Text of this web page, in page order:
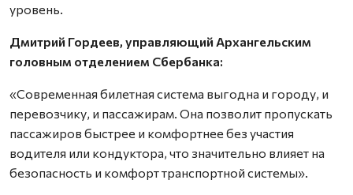
уровень.
Дмитрий Гордеев, управляющий Архангельским
головным отделением Сбербанка:
«Современная билетная система выгодна и городу, и
перевозчику, и пассажирам. Она позволит пропускать
пассажиров быстрее и комфортнее без участия
водителя или кондуктора, что значительно влияет на
безопасность и комфорт транспортной системы».